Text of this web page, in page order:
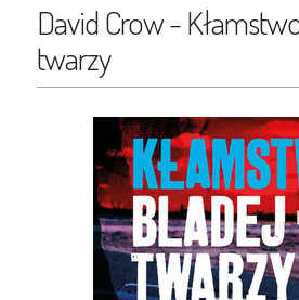
David Crow -
twarzy